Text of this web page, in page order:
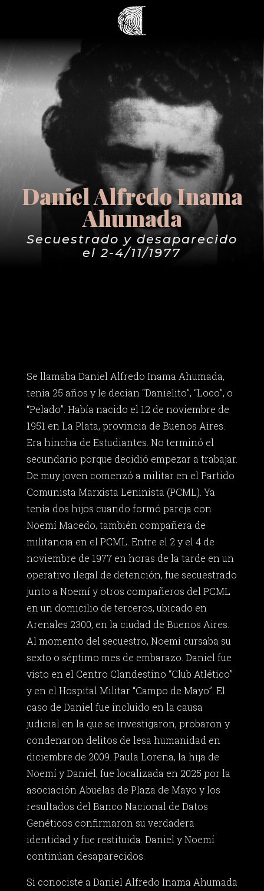
Daniel Alfredo Inama
Ahumada
Secuestrado y desaparecido
el 2-4/11/1977
Se llamaba Daniel Alfredo Inama Ahumada,
tenía 25 años y le decían “Danielito”, “Loco”, o
“Pelado”. Había nacido el 12 de noviembre de
1951 en La Plata, provincia de Buenos Aires.
Era hincha de Estudiantes. No terminó el
secundario porque decidió empezar a trabajar.
De muy joven comenzó a militar en el Partido
Comunista Marxista Leninista (PCML). Ya
tenía dos hijos cuando formó pareja con
Noemí Macedo, también compañera de
militancia en el PCML. Entre el 2 y el 4 de
noviembre de 1977 en horas de la tarde en un
operativo ilegal de detención, fue secuestrado
junto a Noemí y otros compañeros del PCML
en un domicilio de terceros, ubicado en
Arenales 2300, en la ciudad de Buenos Aires.
Al momento del secuestro, Noemí cursaba su
sexto o séptimo mes de embarazo. Daniel fue
visto en el Centro Clandestino “Club Atlético”
y en el Hospital Militar “Campo de Mayo”. El
caso de Daniel fue incluido en la causa
judicial en la que se investigaron, probaron y
condenaron delitos de lesa humanidad en
diciembre de 2009. Paula Lorena, la hija de
Noemí y Daniel, fue localizada en 2025 por la
asociación Abuelas de Plaza de Mayo y los
resultados del Banco Nacional de Datos
Genéticos confirmaron su verdadera
identidad y fue restituida. Daniel y Noemí
continúan desaparecidos.
Si conociste a Daniel Alfredo Inama Ahumada